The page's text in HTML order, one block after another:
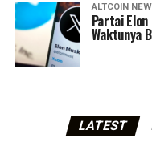
ALTCOIN
Partai
Waktunya
LATEST